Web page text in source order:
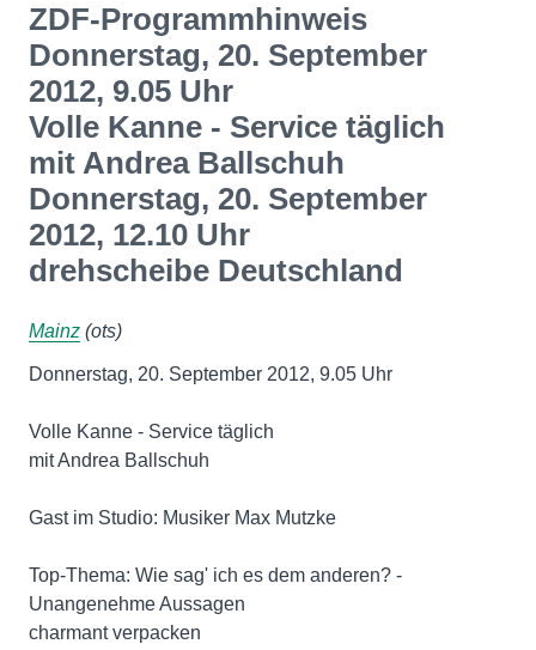
ZDF-Programmhinweis
Donnerstag, 20. September
2012, 9.05 Uhr
Volle Kanne - Service täglich
mit Andrea Ballschuh
Donnerstag, 20. September
2012, 12.10 Uhr
drehscheibe Deutschland
Mainz (ots)
Donnerstag, 20. September 2012, 9.05 Uhr
Volle Kanne - Service täglich
mit Andrea Ballschuh
Gast im Studio: Musiker Max Mutzke
Top-Thema: Wie sag' ich es dem anderen? -
Unangenehme Aussagen
charmant verpacken